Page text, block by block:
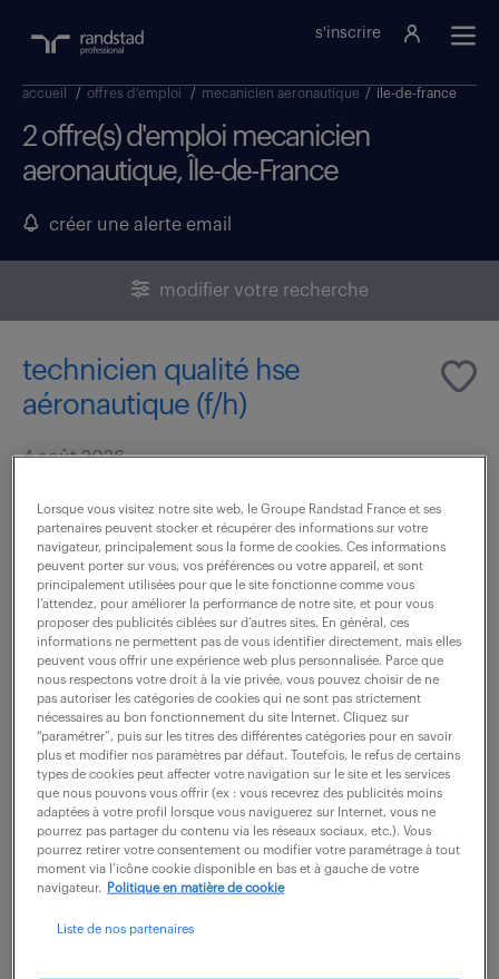
s'inscrire
accueil / offres d'emploi / mecanicien aeronautique / ile-de-france
2 offre(s) d'emploi mecanicien
aeronautique, Île-de-France
créer une alerte email
modifier votre recherche
technicien qualité hse
aéronautique (f/h)
4 août 2026
intérim
30 000 - 35 000 € / an
Rattaché(e) au coordinateur QHSSE, vous êtes le
garant opérationnel de la performance qualité sur le
terrain, dans un secteur aéronautique où chaque
non-conformité compte. Votre expertise et...
voir l'offre
mécanicien aéronautique (f/h)
29 juin 2026
Lorsque vous visitez notre site web, le Groupe Randstad France et ses
partenaires peuvent stocker et récupérer des informations sur votre
navigateur, principalement sous la forme de cookies. Ces informations
peuvent porter sur vous, vos préférences ou votre appareil, et sont
principalement utilisées pour que le site fonctionne comme vous
l’attendez, pour améliorer la performance de notre site, et pour vous
proposer des publicités ciblées sur d’autres sites. En général, ces
informations ne permettent pas de vous identifier directement, mais elles
peuvent vous offrir une expérience web plus personnalisée. Parce que
nous respectons votre droit à la vie privée, vous pouvez choisir de ne
pas autoriser les catégories de cookies qui ne sont pas strictement
nécessaires au bon fonctionnement du site Internet. Cliquez sur
“paramétrer”, puis sur les titres des différentes catégories pour en savoir
plus et modifier nos paramètres par défaut. Toutefois, le refus de certains
types de cookies peut affecter votre navigation sur le site et les services
que nous pouvons vous offrir (ex : vous recevrez des publicités moins
adaptées à votre profil lorsque vous naviguerez sur Internet, vous ne
pourrez pas partager du contenu via les réseaux sociaux, etc.). Vous
pourrez retirer votre consentement ou modifier votre paramétrage à tout
moment via l’icône cookie disponible en bas et à gauche de votre
navigateur.
Politique en matière de cookie
Liste de nos partenaires